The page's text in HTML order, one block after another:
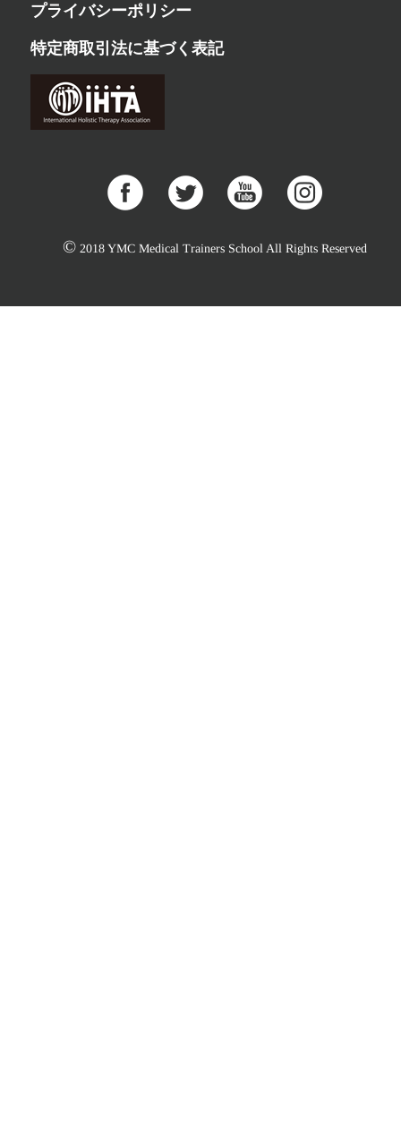
プライバシーポリシー
特定商取引法に基づく表記
© 2018 YMC Medical Trainers School All Rights Reserved